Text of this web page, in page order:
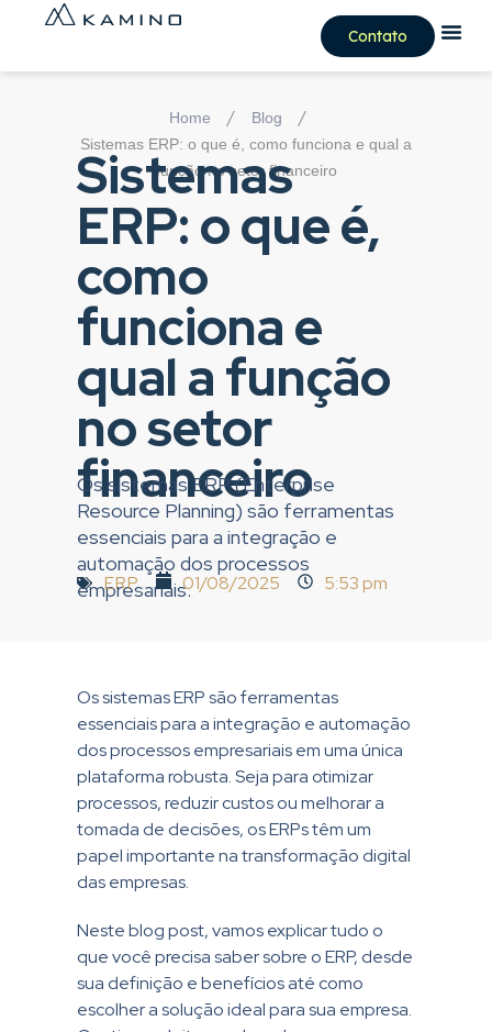
Contato
Home / Blog /
Sistemas ERP: o que é, como funciona e qual a
função no setor financeiro
Sistemas
ERP: o que é,
como
funciona e
qual a função
no setor
financeiro
Os sistemas ERP (Enterprise
Resource Planning) são ferramentas
essenciais para a integração e
automação dos processos
empresariais.
ERP 01/08/2025 5:53 pm
Os sistemas ERP são ferramentas
essenciais para a integração e automação
dos processos empresariais em uma única
plataforma robusta. Seja para otimizar
processos, reduzir custos ou melhorar a
tomada de decisões, os ERPs têm um
papel importante na transformação digital
das empresas.
Neste blog post, vamos explicar tudo o
que você precisa saber sobre o ERP, desde
sua definição e benefícios até como
escolher a solução ideal para sua empresa.